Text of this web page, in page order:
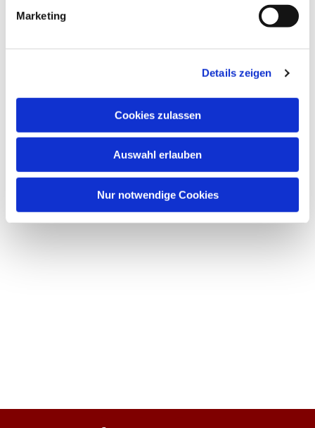
Marketing
Details zeigen
Cookies zulassen
Auswahl erlauben
Nur notwendige Cookies